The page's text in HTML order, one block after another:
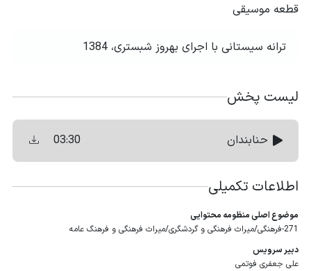
قطعه موسیقی
ترانه سیستانی با اجرای بهروز شبستری، 1384
لیست پخش
حنابندان 03:30
اطلاعات تکمیلی
موضوع اصلی منظومه محتوایی
271-فرهنگی/میراث فرهنگی و گردشگری/میراث فرهنگی و فرهنگ عامه
دبیر سرویس
علی جعفری فوتمی